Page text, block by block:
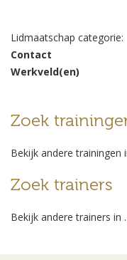
Lidmaatschap categorie:
Contact
Werkveld(en)
Zoek
Bekijk andere trainingen
Zoek trainers
Bekijk andere trainers in .